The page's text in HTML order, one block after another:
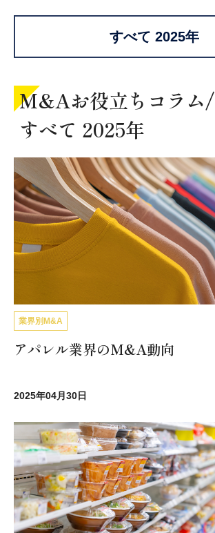
すべて 2025年
M&Aお役立ちコラム/
すべて 2025年
業界別M&A
アパレル業界のM&A動向
2025年04月30日